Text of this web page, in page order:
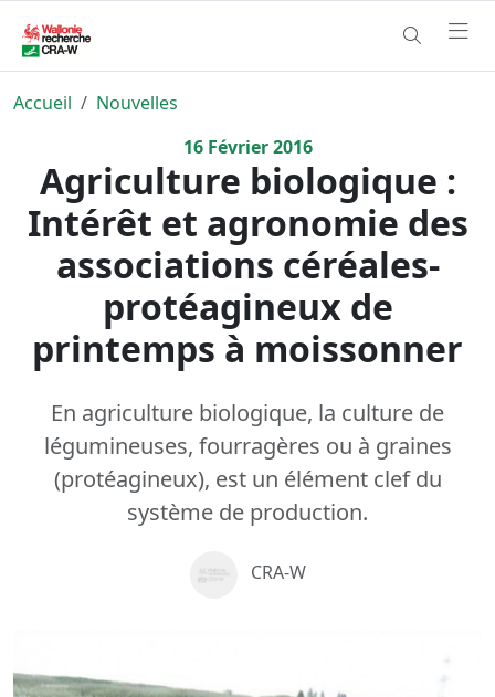
Accueil
Nouvelles
16Février2016
Agriculture biologique :
Intérêt et agronomie des
associations céréales-
protéagineux de
printemps à moissonner
En agriculture biologique, la culture de
légumineuses, fourragères ou à graines
(protéagineux), est un élément clef du
système de production.
CRA-W